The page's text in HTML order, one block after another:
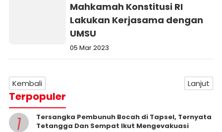
Mahkamah Konstitusi RI
Lakukan Kerjasama dengan
UMSU
05 Mar 2023
Kembali Lanjut
Terpopuler
1
Tersangka Pembunuh Bocah di Tapsel, Ternyata
Tetangga Dan Sempat Ikut Mengevakuasi